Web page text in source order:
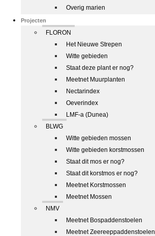
Overig marien
Projecten
FLORON
Het Nieuwe Strepen
Witte gebieden
Staat deze plant er nog?
Meetnet Muurplanten
Nectarindex
Oeverindex
LMF-a (Dunea)
BLWG
Witte gebieden mossen
Witte gebieden korstmossen
Staat dit mos er nog?
Staat dit korstmos er nog?
Meetnet Korstmossen
Meetnet Mossen
NMV
Meetnet Bospaddenstoelen
Meetnet Zeereeppaddenstoelen